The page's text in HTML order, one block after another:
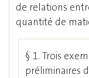
de relations
quantité de
§ 1. Trois
préliminaires